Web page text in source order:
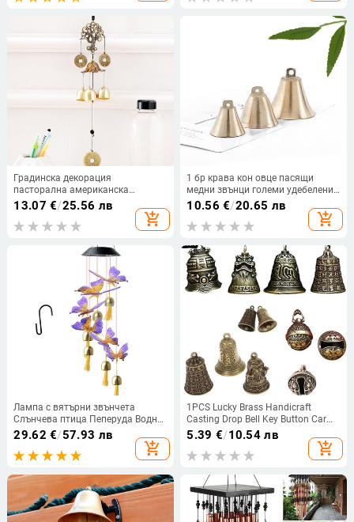
Градинска декорация
пасторална американска
вятърна камбанка птица добре
дошли в железен щепсел
креативен външен двор балкон
13.07 €/25.56 лв
add_shopping_cart
1 бр крава кон овце пасящи
медни звънци големи удебелени
говеда овце антични
10.56 €/20.65 лв
add_shopping_cart
Лампа с вятърни звънчета
Слънчева птица Пеперуда Водно
конче LED IP65 Градинска
променяща цвета си
Водоустойчива декоративна
открито
29.62 €/57.93 лв
add_shopping_cart
1PCS Lucky Brass Handicraft
Casting Drop Bell Key Button Car
Wind Bell Sect Bronze Bell Creative
Gift Fengshui Home Pendant
5.39 €/10.54 лв
add_shopping_cart